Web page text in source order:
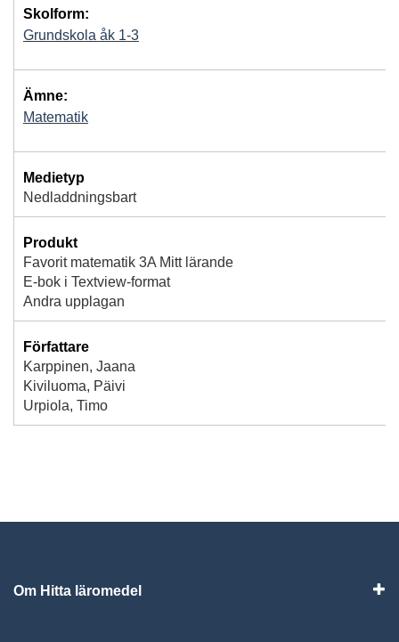
Skolform:
Grundskola åk 1-3
Ämne:
Matematik
Medietyp
Nedladdningsbart
Produkt
Favorit matematik 3A Mitt lärande
E-bok i Textview-format
Andra upplagan
Författare
Karppinen, Jaana
Kiviluoma, Päivi
Urpiola, Timo
Om Hitta läromedel